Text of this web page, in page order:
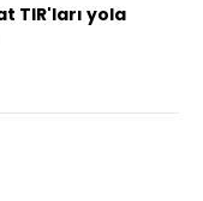
TIR'ları yola